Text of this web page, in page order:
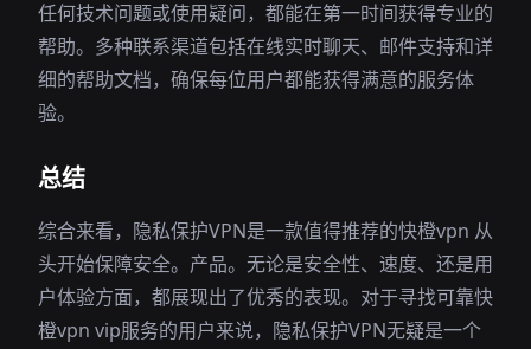
任何技术问题或使用疑问，都能在第一时间获得专业的
帮助。多种联系渠道包括在线实时聊天、邮件支持和详
细的帮助文档，确保每位用户都能获得满意的服务体
验。
总结
综合来看，隐私保护VPN是一款值得推荐的快橙vpn 从
头开始保障安全。产品。无论是安全性、速度、还是用
户体验方面，都展现出了优秀的表现。对于寻找可靠快
橙vpn vip服务的用户来说，隐私保护VPN无疑是一个